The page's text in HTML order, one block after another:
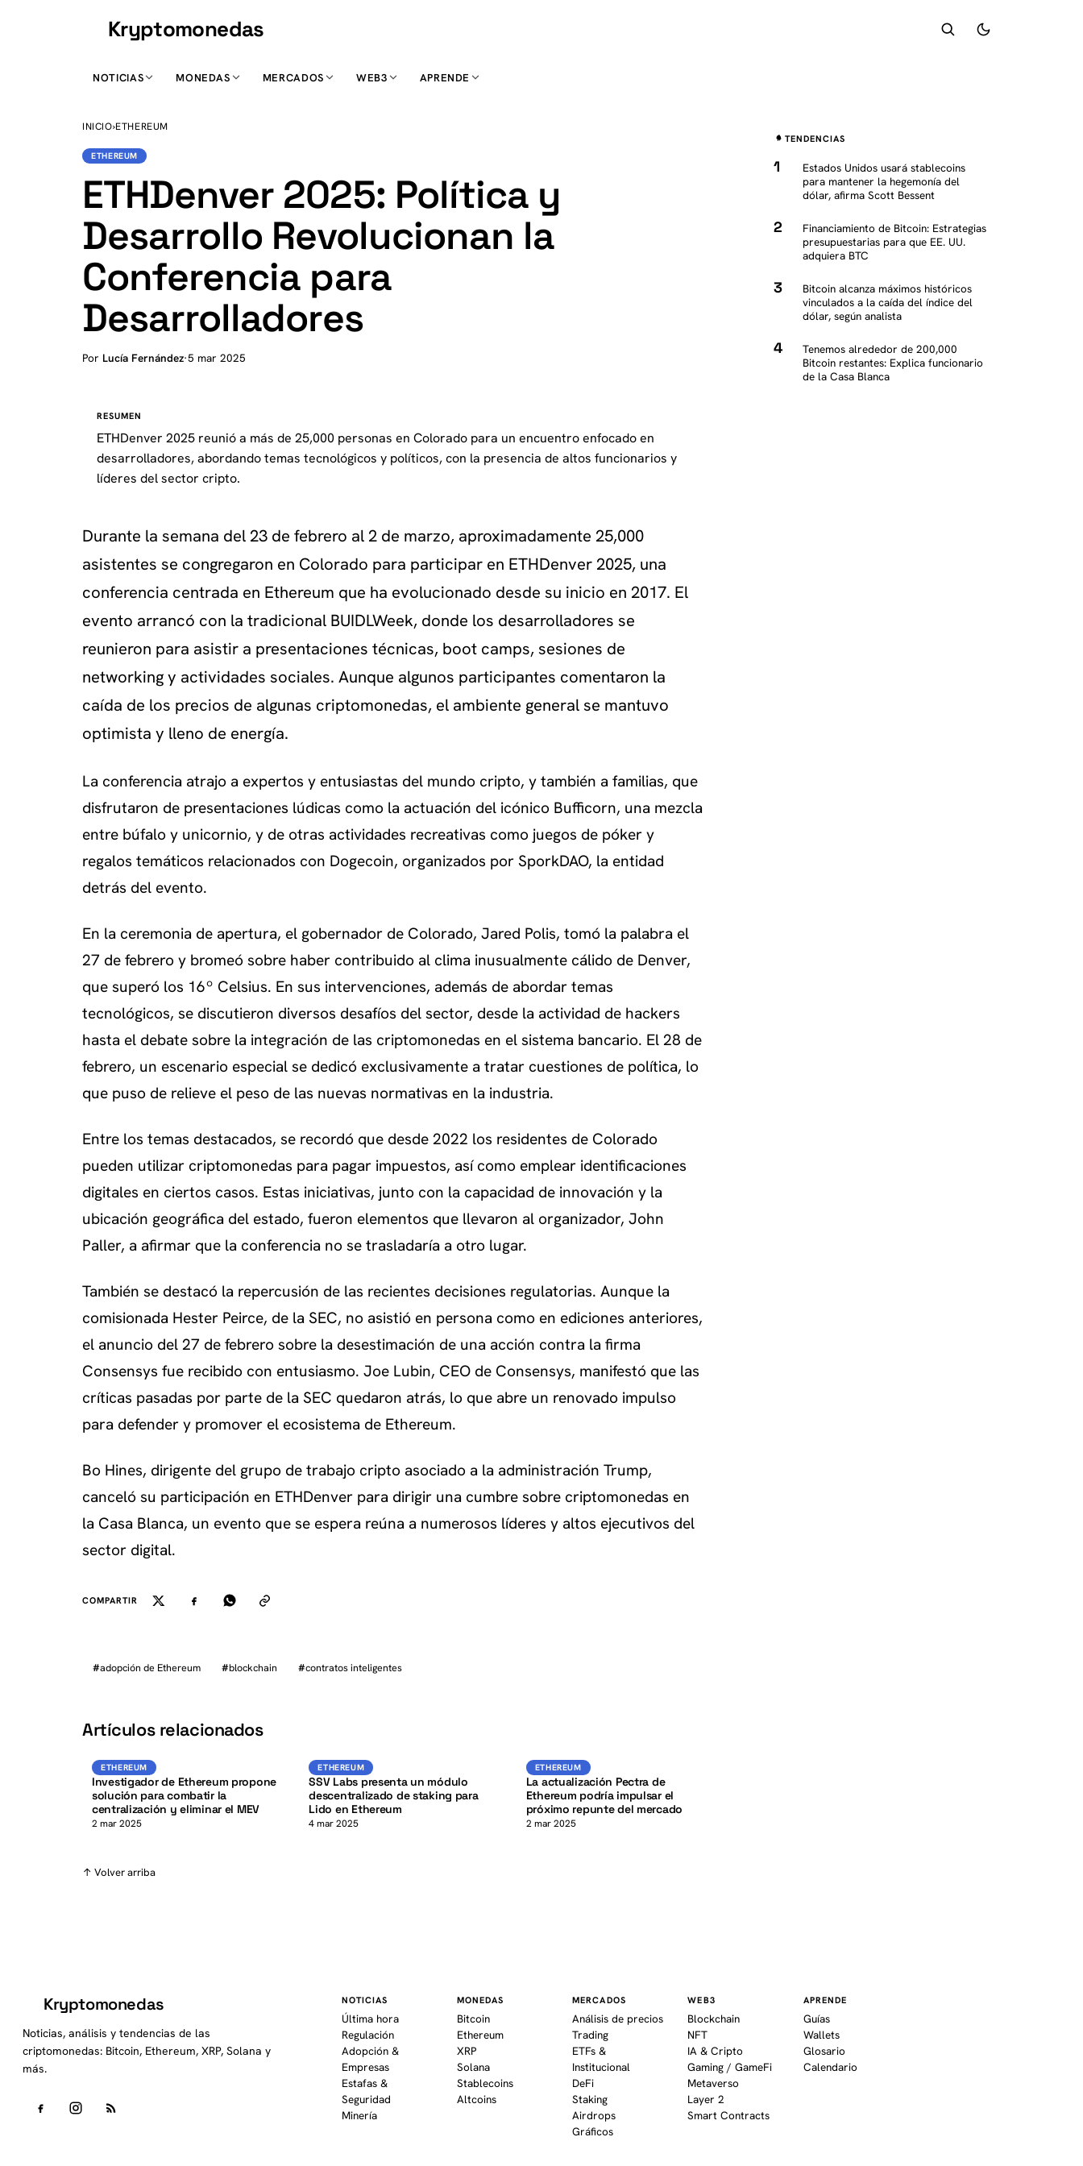
Kryptomonedas
NOTICIAS MONEDAS MERCADOS WEB3 APRENDE
INICIO›ETHEREUM
ETHEREUM
ETHDenver 2025: Política y
Desarrollo Revolucionan la
Conferencia para
Desarrolladores
Por Lucía Fernández·5 mar 2025
RESUMEN
ETHDenver 2025 reunió a más de 25,000 personas en Colorado para un encuentro enfocado en
desarrolladores, abordando temas tecnológicos y políticos, con la presencia de altos funcionarios y
líderes del sector cripto.
Durante la semana del 23 de febrero al 2 de marzo, aproximadamente 25,000
asistentes se congregaron en Colorado para participar en ETHDenver 2025, una
conferencia centrada en Ethereum que ha evolucionado desde su inicio en 2017. El
evento arrancó con la tradicional BUIDLWeek, donde los desarrolladores se
reunieron para asistir a presentaciones técnicas, boot camps, sesiones de
networking y actividades sociales. Aunque algunos participantes comentaron la
caída de los precios de algunas criptomonedas, el ambiente general se mantuvo
optimista y lleno de energía.
La conferencia atrajo a expertos y entusiastas del mundo cripto, y también a familias, que
disfrutaron de presentaciones lúdicas como la actuación del icónico Bufficorn, una mezcla
entre búfalo y unicornio, y de otras actividades recreativas como juegos de póker y
regalos temáticos relacionados con Dogecoin, organizados por SporkDAO, la entidad
detrás del evento.
En la ceremonia de apertura, el gobernador de Colorado, Jared Polis, tomó la palabra el
27 de febrero y bromeó sobre haber contribuido al clima inusualmente cálido de Denver,
que superó los 16º Celsius. En sus intervenciones, además de abordar temas
tecnológicos, se discutieron diversos desafíos del sector, desde la actividad de hackers
hasta el debate sobre la integración de las criptomonedas en el sistema bancario. El 28 de
febrero, un escenario especial se dedicó exclusivamente a tratar cuestiones de política, lo
que puso de relieve el peso de las nuevas normativas en la industria.
Entre los temas destacados, se recordó que desde 2022 los residentes de Colorado
pueden utilizar criptomonedas para pagar impuestos, así como emplear identificaciones
digitales en ciertos casos. Estas iniciativas, junto con la capacidad de innovación y la
ubicación geográfica del estado, fueron elementos que llevaron al organizador, John
Paller, a afirmar que la conferencia no se trasladaría a otro lugar.
También se destacó la repercusión de las recientes decisiones regulatorias. Aunque la
comisionada Hester Peirce, de la SEC, no asistió en persona como en ediciones anteriores,
el anuncio del 27 de febrero sobre la desestimación de una acción contra la firma
Consensys fue recibido con entusiasmo. Joe Lubin, CEO de Consensys, manifestó que las
críticas pasadas por parte de la SEC quedaron atrás, lo que abre un renovado impulso
para defender y promover el ecosistema de Ethereum.
Bo Hines, dirigente del grupo de trabajo cripto asociado a la administración Trump,
canceló su participación en ETHDenver para dirigir una cumbre sobre criptomonedas en
la Casa Blanca, un evento que se espera reúna a numerosos líderes y altos ejecutivos del
sector digital.
COMPARTIR
#adopción de Ethereum #blockchain #contratos inteligentes
Artículos relacionados
ETHEREUM K
ETHEREUM
Investigador de Ethereum propone
solución para combatir la
centralización y eliminar el MEV
2 mar 2025
ETHEREUM K
ETHEREUM
SSV Labs presenta un módulo
descentralizado de staking para
Lido en Ethereum
4 mar 2025
ETHEREUM ETH K
ETHEREUM
La actualización Pectra de
Ethereum podría impulsar el
próximo repunte del mercado
2 mar 2025
↑ Volver arriba
TENDENCIAS
Estados Unidos usará stablecoins
para mantener la hegemonía del
dólar, afirma Scott Bessent
Financiamiento de Bitcoin: Estrategias
presupuestarias para que EE. UU.
adquiera BTC
Bitcoin alcanza máximos históricos
vinculados a la caída del índice del
dólar, según analista
Tenemos alrededor de 200,000
Bitcoin restantes: Explica funcionario
de la Casa Blanca
Kryptomonedas
Noticias, análisis y tendencias de las
criptomonedas: Bitcoin, Ethereum, XRP, Solana y
más.
NOTICIAS
Última hora
Regulación
Adopción &
Empresas
Estafas &
Seguridad
Minería
MONEDAS
Bitcoin
Ethereum
XRP
Solana
Stablecoins
Altcoins
MERCADOS
Análisis de precios
Trading
ETFs &
Institucional
DeFi
Staking
Airdrops
Gráficos
WEB3
Blockchain
NFT
IA & Cripto
Gaming / GameFi
Metaverso
Layer 2
Smart Contracts
APRENDE
Guías
Wallets
Glosario
Calendario